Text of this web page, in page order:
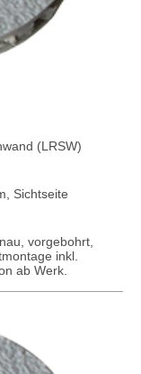
(LRSW)
Sichtseite
vorgebohrt,
inkl.
ab Werk.